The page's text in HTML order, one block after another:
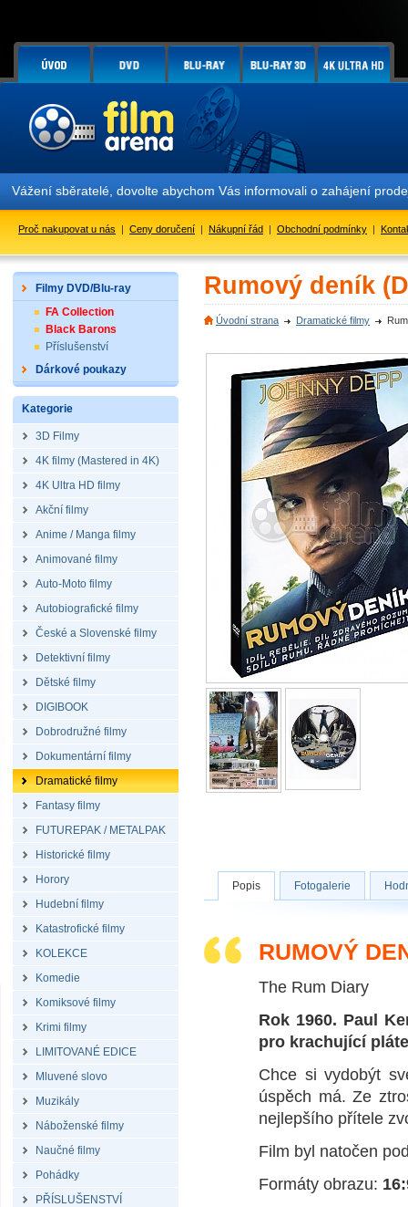
sběratelé, dovolte abychom Vás informovali o zahájení
Proč nakupovat u nás | Ceny doručení | Nákupní řád | Obchodní podmínky |
Filmy DVD/Blu-ray
FA Collection
Black Barons
Příslušenství
Dárkové poukazy
Kategorie
3D Filmy
4K filmy (Mastered in 4K)
4K Ultra HD filmy
Akční filmy
Anime / Manga filmy
Animované filmy
Auto-Moto filmy
Autobiografické filmy
České a Slovenské filmy
Detektivní filmy
Dětské filmy
DIGIBOOK
Dobrodružné filmy
Dokumentární filmy
Dramatické filmy
Fantasy filmy
FUTUREPAK / METALPAK
Historické filmy
Horory
Hudební filmy
Katastrofické filmy
KOLEKCE
Komedie
Komiksové filmy
Krimi filmy
LIMITOVANÉ EDICE
Mluvené slovo
Muzikály
Náboženské filmy
Naučné filmy
Pohádky
PŘÍSLUŠENSTVÍ
Rumový deník
Úvodní strana Dramatické filmy
Popis Fotogalerie
RUMOVÝ
The Rum Diary
Rok 1960. Paul
pro krachující
Chce si vydobýt
úspěch má. Ze
nejlepšího přítele
Film byl natočen
Formáty obrazu: